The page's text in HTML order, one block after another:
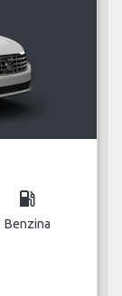
local_gas_station
Benzina